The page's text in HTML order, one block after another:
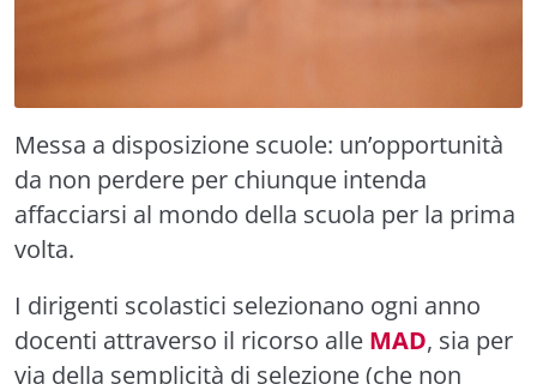
Messa a disposizione scuole: un’opportunità
da non perdere per chiunque intenda
affacciarsi al mondo della scuola per la prima
volta.
I dirigenti scolastici selezionano ogni anno
docenti attraverso il ricorso alle MAD, sia per
via della semplicità di selezione (che non